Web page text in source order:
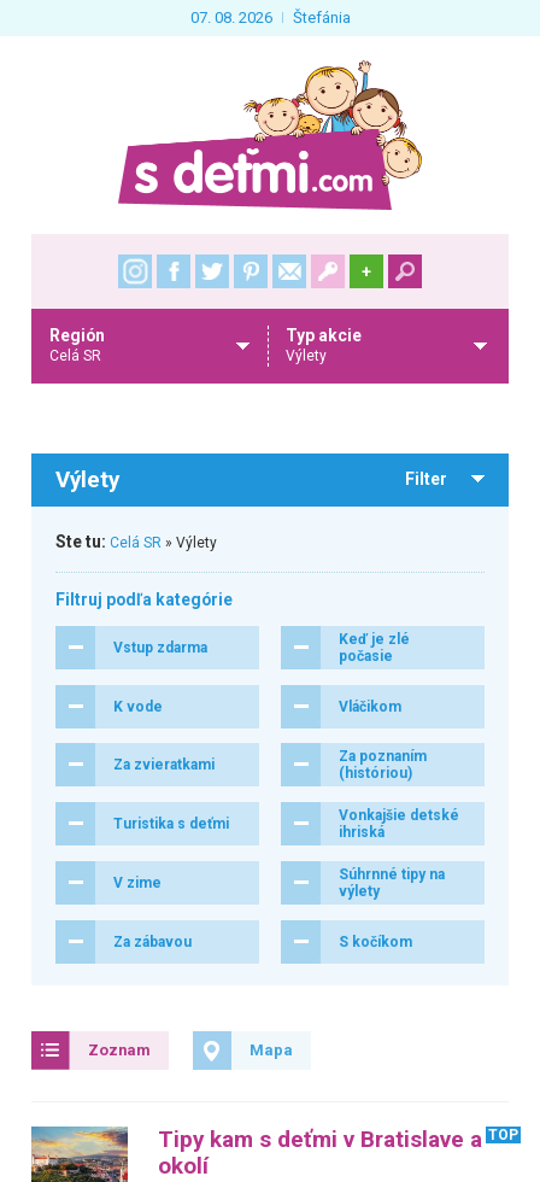
07. 08. 2026 Štefánia
+
Región
Celá SR
Typ akcie
Výlety
Výlety Filter
Ste tu: Celá SR» Výlety
Filtruj podľa kategórie
Vstup zdarma
Keď je zlé
počasie
K vode Vláčikom
Za zvieratkami
Za poznaním
(históriou)
Turistika s deťmi
Vonkajšie detské
ihriská
V zime
Súhrnné tipy na
výlety
Za zábavou S kočíkom
Zoznam Mapa
Tipy kam s deťmi v Bratislave a
okolí
TOP